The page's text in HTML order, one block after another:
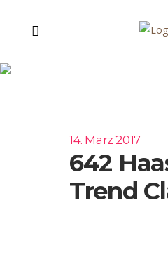
14. März 2017
642
Trend